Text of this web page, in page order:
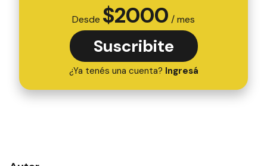
Desde $2000 / mes
Suscribite
¿Ya tenés una cuenta? Ingresá